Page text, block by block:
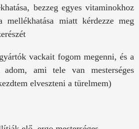
bezzeg egyes vitaminokhoz
miatt kérdezze meg
vackait fogom megenni, és a
adom, ami tele van mesterséges
elveszteni a türelmem)